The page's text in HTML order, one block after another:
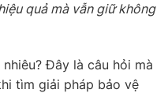
quả mà vẫn giữ không
Đây là câu hỏi mà
tìm giải pháp bảo vệ